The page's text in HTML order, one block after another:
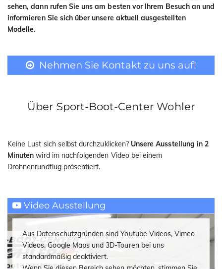
sehen, dann rufen Sie uns am besten vor Ihrem Besuch an und
informieren Sie sich über unsere aktuell ausgestellten
Modelle.
Nehmen Sie Kontakt zu uns auf!
Über Sport-Boot-Center Wohler
Keine Lust sich selbst durchzuklicken? Unsere Ausstellung in 2
Minuten wird im nachfolgenden Video bei einem
Drohnenrundflug präsentiert.
Video Ausstellung
Aus Datenschutzgründen sind Youtube Videos, Vimeo
Videos, Google Maps und 3D-Touren bei uns
standardmäßig deaktiviert.